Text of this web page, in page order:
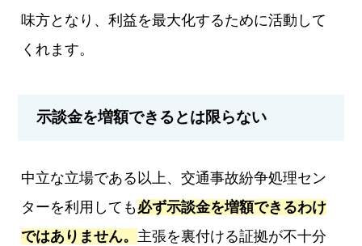
味方となり、利益を最大化するために活動して
くれます。
示談金を増額できるとは限らない
中立な立場である以上、交通事故紛争処理セン
ターを利用しても必ず示談金を増額できるわけ
ではありません。 主張を裏付ける証拠が不十分